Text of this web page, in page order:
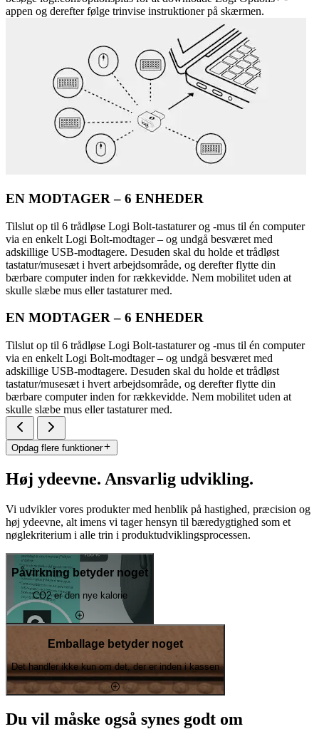
appen og derefter følge trinvise instruktioner på skærmen.
EN MODTAGER – 6 ENHEDER
Tilslut op til 6 trådløse Logi Bolt-tastaturer og -mus til én computer
via en enkelt Logi Bolt-modtager – og undgå besværet med
adskillige USB-modtagere. Desuden skal du holde et trådløst
tastatur/musesæt i hvert arbejdsområde, og derefter flytte din
bærbare computer inden for rækkevidde. Nem mobilitet uden at
skulle slæbe mus eller tastaturer med.
EN MODTAGER – 6 ENHEDER
Tilslut op til 6 trådløse Logi Bolt-tastaturer og -mus til én computer
via en enkelt Logi Bolt-modtager – og undgå besværet med
adskillige USB-modtagere. Desuden skal du holde et trådløst
tastatur/musesæt i hvert arbejdsområde, og derefter flytte din
bærbare computer inden for rækkevidde. Nem mobilitet uden at
skulle slæbe mus eller tastaturer med.
Opdag flere funktioner
Høj ydeevne. Ansvarlig udvikling.
Vi udvikler vores produkter med henblik på hastighed, præcision og
høj ydeevne, alt imens vi tager hensyn til bæredygtighed som et
nøglekriterium i alle trin i produktudviklingsprocessen.
Påvirkning betyder noget
CO2 er den nye kalorie
Emballage betyder noget
Det handler ikke kun om det, der er inden i kassen
Du vil måske også synes godt om